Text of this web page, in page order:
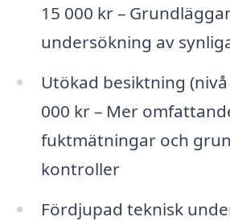
15 000 kr –
undersökning av
Utökad besiktning (nivå
000 kr – Mer
fuktmätningar och
kontroller
Fördjupad teknisk